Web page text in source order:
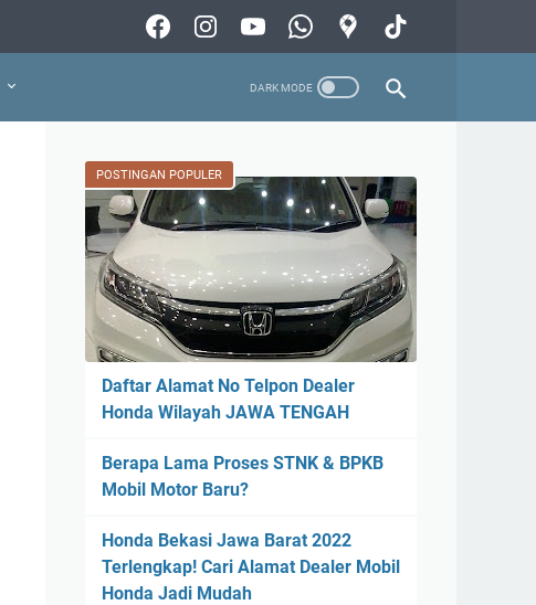
POSTINGAN POPULER
Daftar Alamat No Telpon Dealer
Honda Wilayah JAWA TENGAH
Berapa Lama Proses STNK & BPKB
Mobil Motor Baru?
Honda Bekasi Jawa Barat 2022
Terlengkap! Cari Alamat Dealer Mobil
Honda Jadi Mudah